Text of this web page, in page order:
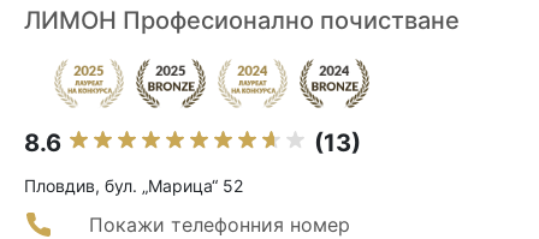
ЛИМОН Професионално почистване
8.6 (13)
Пловдив, бул. „Марица“ 52
Покажи телефонния номер